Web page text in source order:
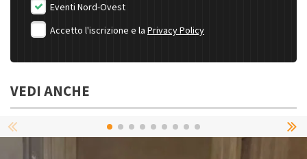
Eventi Nord-Ovest
Accetto l'iscrizione e la Privacy Policy
VEDI ANCHE